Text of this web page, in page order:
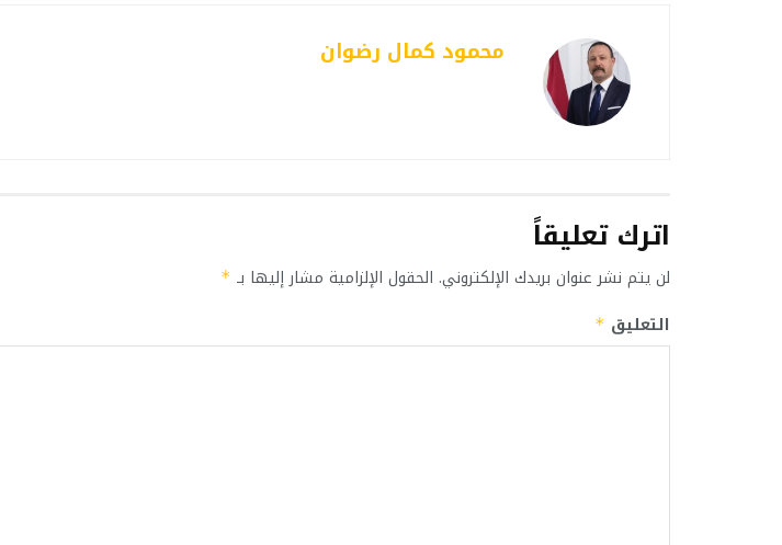
محمود كمال رضوان
اترك تعليقاً
لن يتم نشر عنوان بريدك الإلكتروني. الحقول الإلزامية مشار إليها بـ *
التعليق *